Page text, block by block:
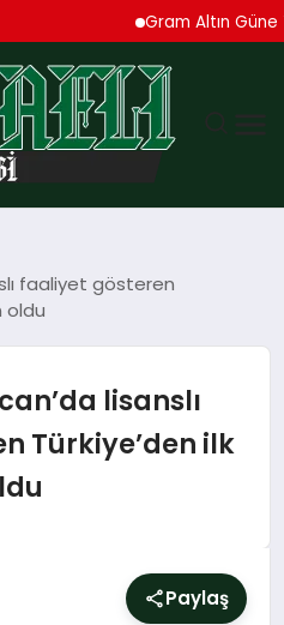
Gram Altın Güne
faaliyet gösteren
oldu
lisanslı
Türkiye’den ilk
Paylaş